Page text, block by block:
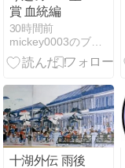
賞 血統編
30時間前
十湖外伝 雨後